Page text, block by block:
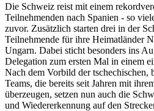
Die Schweiz reist mit einem
Teilnehmenden nach Spanien - so
zuvor. Zusätzlich starten drei in der
Teilnehmende für ihre Heimatländer
Ungarn. Dabei sticht besonders ins
Delegation zum ersten Mal in einem
Nach dem Vorbild der tschechischen,
Teams, die bereits seit Jahren mit
überzeugen, setzen nun auch die
und Wiedererkennung auf den